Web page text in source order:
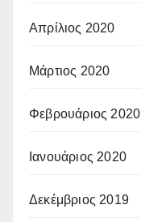
Απρίλιος 2020
Μάρτιος 2020
Φεβρουάριος 2020
Ιανουάριος 2020
Δεκέμβριος 2019